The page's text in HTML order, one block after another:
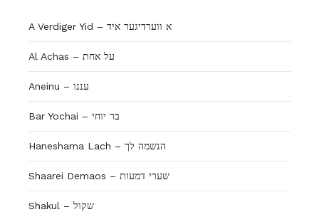
A Verdiger Yid – א ווערדיגער איד
Al Achas – על אחת
Aneinu – עננו
Bar Yochai – בר יוחי
Haneshama Lach – הנשמה לך
Shaarei Demaos – שערי דמעות
Shakul – שקול